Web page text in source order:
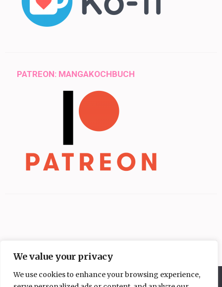
We value your privacy
We use cookies to enhance your browsing experience,
PATREON: MANGAKOCHBUCH
Diese Website benutzt Cookies. Wenn du die Website weiter